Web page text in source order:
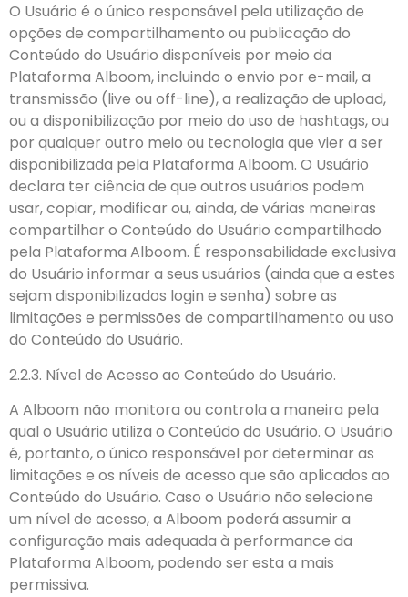
O Usuário é o único responsável pela utilização de
opções de compartilhamento ou publicação do
Conteúdo do Usuário disponíveis por meio da
Plataforma Alboom, incluindo o envio por e-mail, a
transmissão (live ou off-line), a realização de upload,
ou a disponibilização por meio do uso de hashtags, ou
por qualquer outro meio ou tecnologia que vier a ser
disponibilizada pela Plataforma Alboom. O Usuário
declara ter ciência de que outros usuários podem
usar, copiar, modificar ou, ainda, de várias maneiras
compartilhar o Conteúdo do Usuário compartilhado
pela Plataforma Alboom. É responsabilidade exclusiva
do Usuário informar a seus usuários (ainda que a estes
sejam disponibilizados login e senha) sobre as
limitações e permissões de compartilhamento ou uso
do Conteúdo do Usuário.
2.2.3. Nível de Acesso ao Conteúdo do Usuário.
A Alboom não monitora ou controla a maneira pela
qual o Usuário utiliza o Conteúdo do Usuário. O Usuário
é, portanto, o único responsável por determinar as
limitações e os níveis de acesso que são aplicados ao
Conteúdo do Usuário. Caso o Usuário não selecione
um nível de acesso, a Alboom poderá assumir a
configuração mais adequada à performance da
Plataforma Alboom, podendo ser esta a mais
permissiva.